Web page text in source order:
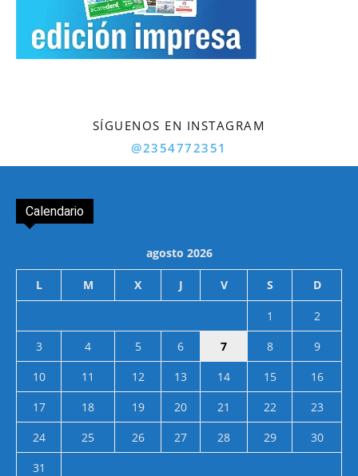
SÍGUENOS EN INSTAGRAM
@2354772351
Calendario
agosto 2026
L M X J V S D
1
2
3
4 5 6 7 8
9
10
11 12 13 14 15
16
17
18 19 20 21 22
23
24
25 26 27 28 29
30
31